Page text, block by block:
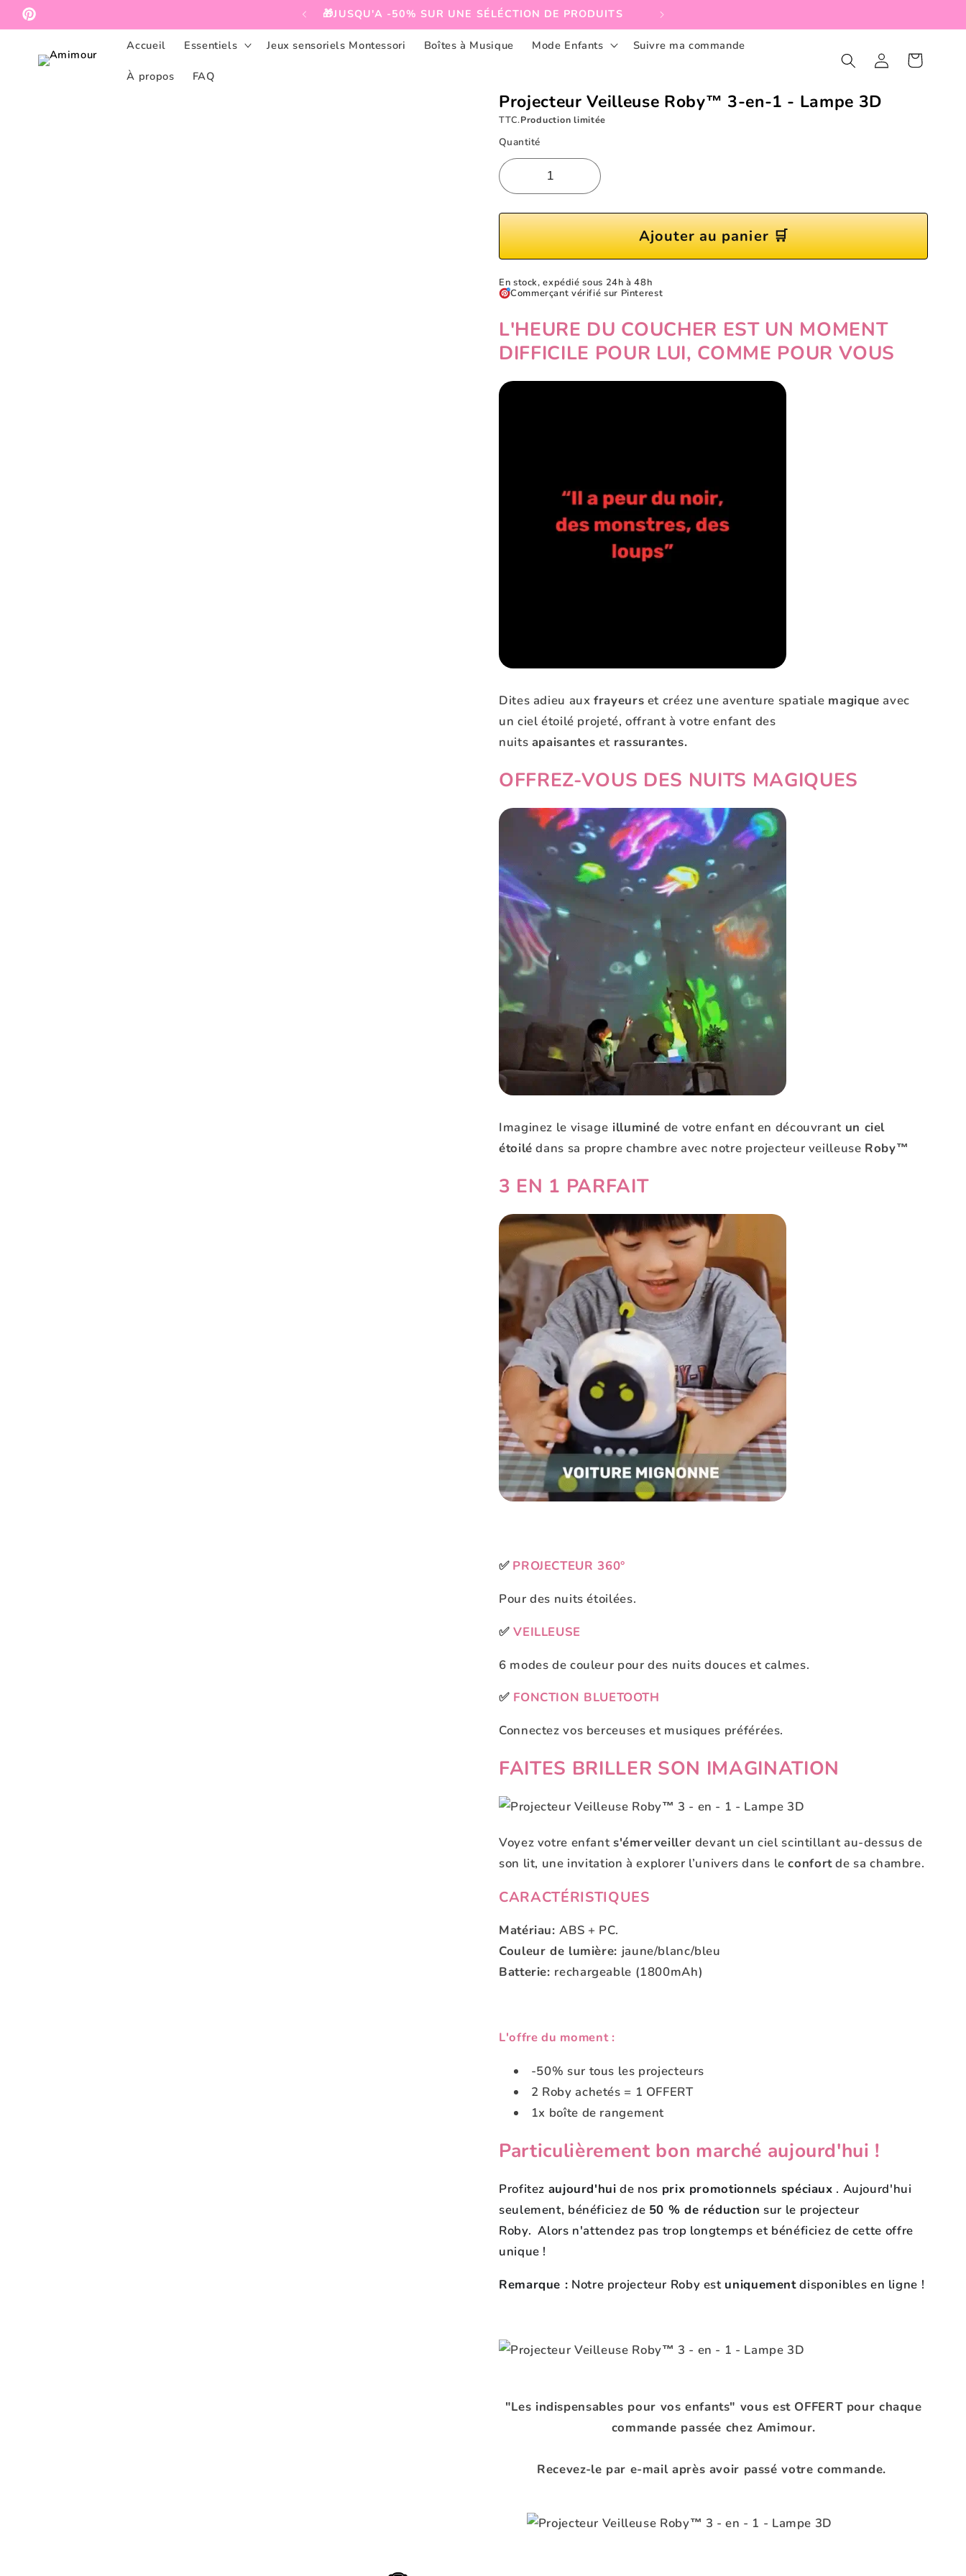
□
et
passer
au
Pinterest
🎁JUSQU'A -50% SUR UNE SÉLÉCTION DE PRODUITS
Accueil Essentiels Jeux sensoriels Montessori Boîtes à Musique Mode Enfants Suivre ma commande
À propos FAQ
Connexion Panier
Projecteur Veilleuse Roby™ 3-en-1 - Lampe 3D
TTC.Production limitée
Quantité
Ajouter au panier 🛒
En stock, expédié sous 24h à 48h
Commerçant vérifié sur Pinterest
L'HEURE DU COUCHER EST UN MOMENT
DIFFICILE POUR LUI, COMME POUR VOUS
Dites adieu auxfrayeurs et créez une aventure spatiale magique avec
un ciel étoilé projeté, offrant à votre enfant des
nuits apaisantes et rassurantes.
OFFREZ-VOUS DES NUITS MAGIQUES
Imaginez le visage illuminé de votre enfant en découvrant un ciel
étoilé dans sa propre chambre avec notre projecteur veilleuse Roby™
3 EN 1 PARFAIT
✅ PROJECTEUR 360°
Pour des nuits étoilées.
✅VEILLEUSE
6 modes de couleur pour des nuits douces et calmes.
✅ FONCTION BLUETOOTH
Connectez vos berceuses et musiques préférées.
FAITES BRILLER SON IMAGINATION
Voyez votre enfants'émerveiller devant un ciel scintillant au-dessus de
son lit, une invitation à explorer l’univers dans leconfortde sa chambre.
CARACTÉRISTIQUES
Matériau:ABS + PC.
Couleur de lumière: jaune/blanc/bleu
Batterie: rechargeable (1800mAh)
L'offre du moment :
-50% sur tous les projecteurs
2 Roby achetés = 1 OFFERT
1x boîte de rangement
Particulièrement bon marché aujourd'hui !
Profitez aujourd'hui de nos prix promotionnels spéciaux . Aujourd'hui
seulement, bénéficiez de 50 % de réduction sur le projecteur
Roby. Alors n'attendez pas trop longtemps et bénéficiez de cette offre
unique !
Remarque : Notre projecteur Roby est uniquementdisponibles en ligne !
"Les indispensables pour vos enfants" vous est OFFERT pour chaque
commande passée chez Amimour.
Recevez-le par e-mail après avoir passé votre commande.